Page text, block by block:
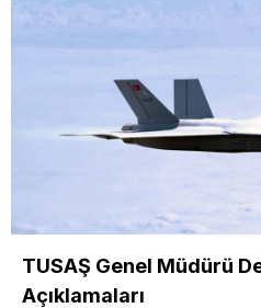
TUSAŞ Genel Müdürü
Açıklamaları